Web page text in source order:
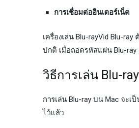
การเชื่อมต่ออินเตอร์เน็ต
เครื่องเล่น Blu-rayVid Blu-
ปกติ เมื่อถอดรหัสแผ่น Blu-ray
วิธีการเล่น Blu-
การเล่น Blu-ray บน Mac จะเ
ไว้แล้ว